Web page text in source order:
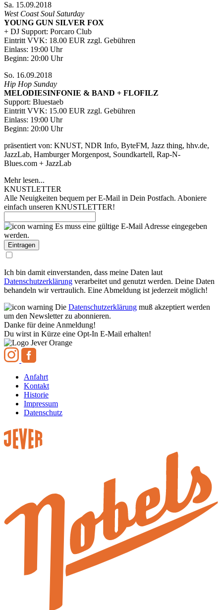
Sa. 15.09.2018
West Coast Soul Saturday
YOUNG GUN SILVER FOX
+ DJ Support: Porcaro Club
Eintritt VVK: 18.00 EUR zzgl. Gebühren
Einlass: 19:00 Uhr
Beginn: 20:00 Uhr
So. 16.09.2018
Hip Hop Sunday
MELODIESINFONIE & BAND + FLOFILZ
Support: Bluestaeb
Eintritt VVK: 15.00 EUR zzgl. Gebühren
Einlass: 19:00 Uhr
Beginn: 20:00 Uhr
präsentiert von: KNUST, NDR Info, ByteFM, Jazz thing, hhv.de,
JazzLab, Hamburger Morgenpost, Soundkartell, Rap-N-
Blues.com + JazzLab
Mehr lesen...
KNUSTLETTER
Alle Neuigkeiten bequem per E-Mail in Dein Postfach. Aboniere
einfach unseren KNUSTLETTER!
Es muss eine gültige E-Mail Adresse eingegeben
werden.
Ich bin damit einverstanden, dass meine Daten laut
Datenschutzerklärung verarbeitet und genutzt werden. Deine Daten
behandeln wir vertraulich. Eine Abmeldung ist jederzeit möglich!
Die Datenschutzerklärung muß akzeptiert werden
um den Newsletter zu abonnieren.
Danke für deine Anmeldung!
Du wirst in Kürze eine Opt-In E-Mail erhalten!
Anfahrt
Kontakt
Historie
Impressum
Datenschutz